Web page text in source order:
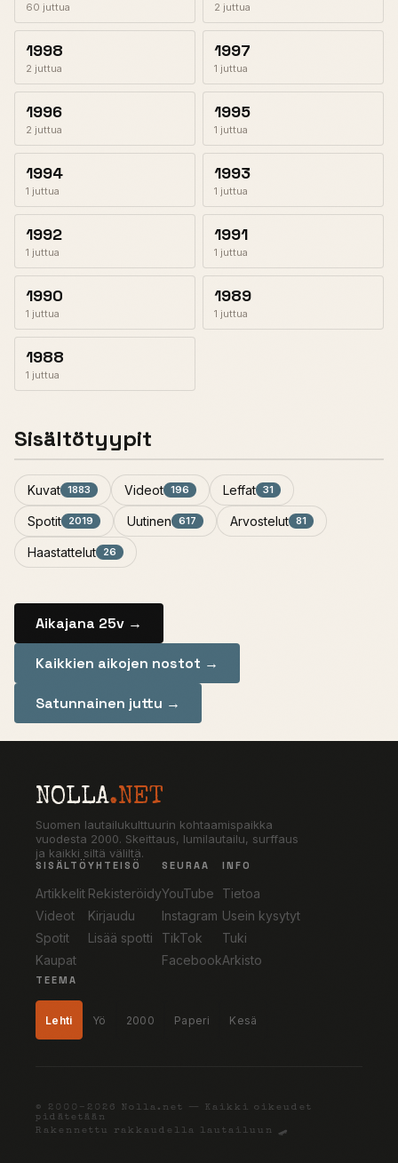
60 juttua 2 juttua
1998
2 juttua
1997
1 juttua
1996
2 juttua
1995
1 juttua
1994
1 juttua
1993
1 juttua
1992
1 juttua
1991
1 juttua
1990
1 juttua
1989
1 juttua
1988
1 juttua
Sisältötyypit
Kuvat 1883 Videot 196 Leffat 31
Spotit 2019 Uutinen 617 Arvostelut 81
Haastattelut 26
Aikajana 25v →
Kaikkien aikojen nostot →
Satunnainen juttu →
NOLLA.NET
Suomen lautailukulttuurin kohtaamispaikka
vuodesta 2000. Skeittaus, lumilautailu, surffaus
ja kaikki siltä väliltä.
SISÄLTÖ
Artikkelit
Videot
Spotit
Kaupat
YHTEISÖ
Rekisteröidy
Kirjaudu
Lisää spotti
SEURAA
YouTube
Instagram
TikTok
Facebook
INFO
Tietoa
Usein kysytyt
Tuki
Arkisto
TEEMA
Lehti Yö 2000 Paperi Kesä
© 2000–2026 Nolla.net — Kaikki oikeudet
pidätetään
Rakennettu rakkaudella lautailuun 🛹